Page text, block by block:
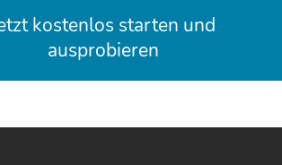
kostenlos starten und
ausprobieren